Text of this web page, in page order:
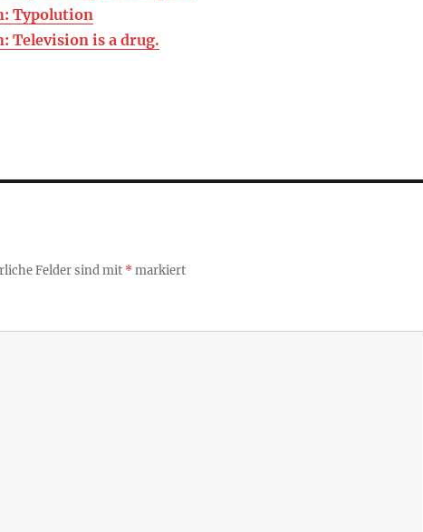
Typolution
Television is a drug.
Felder sind mit *markiert